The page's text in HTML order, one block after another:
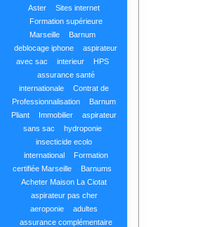
Aster
Sites internet
Formation supérieure
Marseille
Barnum
deblocage iphone
aspirateur
avec sac
interieur
HPS
assurance santé
internationale
Contrat de
Professionnalisation
Barnum
Pliant
Immobilier
aspirateur
sans sac
hydroponie
insecticide ecolo
international
Formation
certifiée Marseille
Barnums
Acheter Maison La Ciotat
aspirateur pas cher
aeroponie
adultes
assurance complémentaire